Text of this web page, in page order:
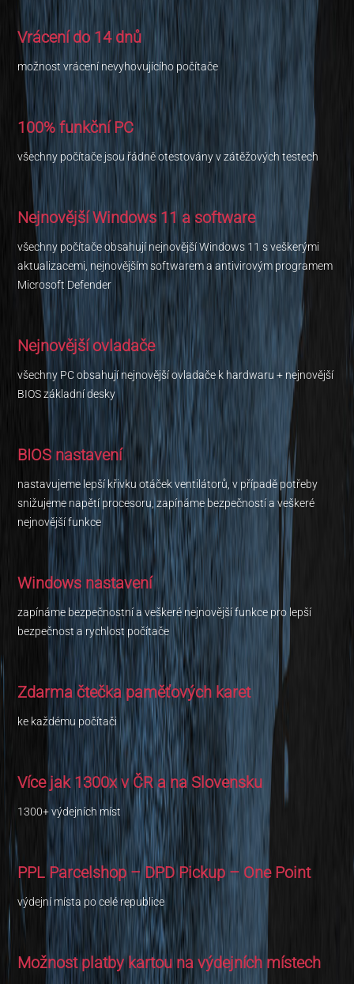
Vrácení do 14 dnů
možnost vrácení nevyhovujícího počítače
100% funkční PC
všechny počítače jsou řádně otestovány v zátěžových testech
Nejnovější Windows 11 a software
všechny počítače obsahují nejnovější Windows 11 s veškerými
aktualizacemi, nejnovějším softwarem a antivirovým programem
Microsoft Defender
Nejnovější ovladače
všechny PC obsahují nejnovější ovladače k hardwaru + nejnovější
BIOS základní desky
BIOS nastavení
nastavujeme lepší křivku otáček ventilátorů, v případě potřeby
snižujeme napětí procesoru, zapínáme bezpečností a veškeré
nejnovější funkce
Windows nastavení
zapínáme bezpečnostní a veškeré nejnovější funkce pro lepší
bezpečnost a rychlost počítače
Zdarma čtečka paměťových karet
ke každému počítači
Více jak 1300x v ČR a na Slovensku
1300+ výdejních míst
PPL Parcelshop – DPD Pickup – One Point
výdejní místa po celé republice
Možnost platby kartou na výdejních místech